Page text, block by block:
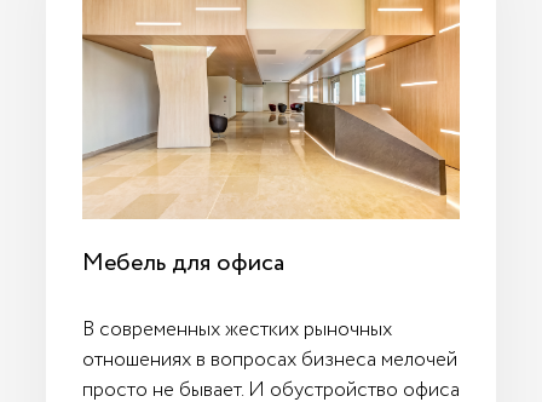
Мебель для офиса
В современных жестких рыночных
отношениях в вопросах бизнеса мелочей
просто не бывает. И обустройство офиса